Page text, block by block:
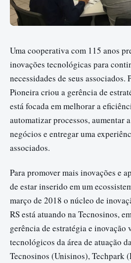
Uma cooperativa com 115 anos
inovações tecnológicas para
necessidades de seus associados.
Pioneira criou a gerência de
está focada em melhorar a
automatizar processos, aumentar
negócios e entregar uma
associados.
Para promover mais inovações e
de estar inserido em um
março de 2018 o núcleo de
RS está atuando na Tecnosinos,
gerência de estratégia e inovação
tecnológicos da área de atuação
Tecnosinos (Unisinos), Techpark